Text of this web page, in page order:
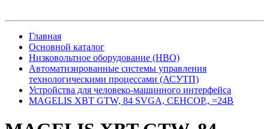
Главная
Основной каталог
Низковольтное оборудование (НВО)
Автоматизированные системы управления
технологическими процессами (АСУТП)
Устройства для человеко-машинного интерфейса
MAGELIS XBT GTW, 84 SVGA, СЕНСОР., =24В